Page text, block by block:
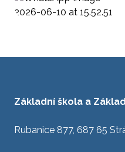
Základní škola a
Rubanice 877, 687 65